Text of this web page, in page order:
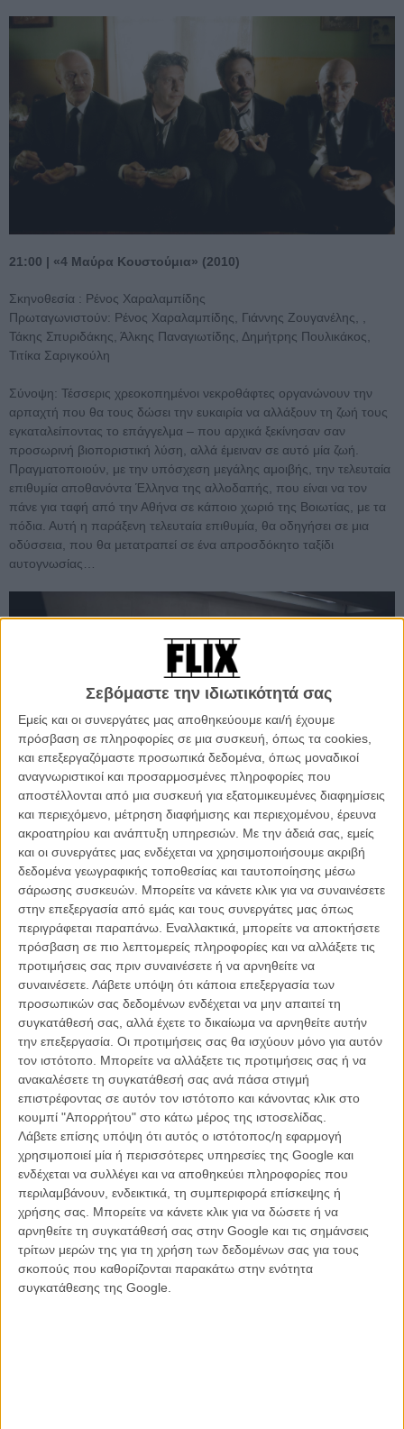
Σεβόμαστε την ιδιωτικότητά σας
Εμείς και οι συνεργάτες μας αποθηκεύουμε και/ή έχουμε
πρόσβαση σε πληροφορίες σε μια συσκευή, όπως τα cookies,
και επεξεργαζόμαστε προσωπικά δεδομένα, όπως μοναδικοί
αναγνωριστικοί και προσαρμοσμένες πληροφορίες που
αποστέλλονται από μια συσκευή για εξατομικευμένες διαφημίσεις
και περιεχόμενο, μέτρηση διαφήμισης και περιεχομένου, έρευνα
ακροατηρίου και ανάπτυξη υπηρεσιών. Με την άδειά σας, εμείς
και οι συνεργάτες μας ενδέχεται να χρησιμοποιήσουμε ακριβή
δεδομένα γεωγραφικής τοποθεσίας και ταυτοποίησης μέσω
σάρωσης συσκευών. Μπορείτε να κάνετε κλικ για να συναινέσετε
στην επεξεργασία από εμάς και τους συνεργάτες μας όπως
περιγράφεται παραπάνω. Εναλλακτικά, μπορείτε να αποκτήσετε
πρόσβαση σε πιο λεπτομερείς πληροφορίες και να αλλάξετε τις
προτιμήσεις σας πριν συναινέσετε ή να αρνηθείτε να
συναινέσετε. Λάβετε υπόψη ότι κάποια επεξεργασία των
προσωπικών σας δεδομένων ενδέχεται να μην απαιτεί τη
συγκατάθεσή σας, αλλά έχετε το δικαίωμα να αρνηθείτε αυτήν
την επεξεργασία. Οι προτιμήσεις σας θα ισχύουν μόνο για αυτόν
τον ιστότοπο. Μπορείτε να αλλάξετε τις προτιμήσεις σας ή να
ανακαλέσετε τη συγκατάθεσή σας ανά πάσα στιγμή
επιστρέφοντας σε αυτόν τον ιστότοπο και κάνοντας κλικ στο
κουμπί "Απορρήτου" στο κάτω μέρος της ιστοσελίδας.
Λάβετε επίσης υπόψη ότι αυτός ο ιστότοπος/η εφαρμογή
χρησιμοποιεί μία ή περισσότερες υπηρεσίες της Google και
ενδέχεται να συλλέγει και να αποθηκεύει πληροφορίες που
περιλαμβάνουν, ενδεικτικά, τη συμπεριφορά επίσκεψης ή
χρήσης σας. Μπορείτε να κάνετε κλικ για να δώσετε ή να
αρνηθείτε τη συγκατάθεσή σας στην Google και τις σημάνσεις
τρίτων μερών της για τη χρήση των δεδομένων σας για τους
σκοπούς που καθορίζονται παρακάτω στην ενότητα
συγκατάθεσης της Google.
21:00 | «4 Μαύρα Κουστούμια» (2010)
Σκηνοθεσία : Ρένος Χαραλαμπίδης
Πρωταγωνιστούν: Ρένος Χαραλαμπίδης, Γιάννης Ζουγανέλης, ,
Τάκης Σπυριδάκης, Άλκης Παναγιωτίδης, Δημήτρης Πουλικάκος,
Τιτίκα Σαριγκούλη
Σύνοψη: Τέσσερις χρεοκοπημένοι νεκροθάφτες οργανώνουν την
αρπαχτή που θα τους δώσει την ευκαιρία να αλλάξουν τη ζωή τους
εγκαταλείποντας το επάγγελμα – που αρχικά ξεκίνησαν σαν
προσωρινή βιοποριστική λύση, αλλά έμειναν σε αυτό μία ζωή.
Πραγματοποιούν, με την υπόσχεση μεγάλης αμοιβής, την τελευταία
επιθυμία αποθανόντα Έλληνα της αλλοδαπής, που είναι να τον
πάνε για ταφή από την Αθήνα σε κάποιο χωριό της Βοιωτίας, με τα
πόδια. Αυτή η παράξενη τελευταία επιθυμία, θα οδηγήσει σε μια
οδύσσεια, που θα μετατραπεί σε ένα απροσδόκητο ταξίδι
αυτογνωσίας…
23:00 | «Νυχτερινός Εκφωνητής» (2024)
Σκηνοθεσία: Ρένος Χαραλαμπίδης
Πρωταγωνιστούν: Ρένος Χαραλαμπίδης, Ελευθερία Στάμου,
Μαργαρίτα Αμαραντίδη
Σύνοψη: Ένας βετεράνος νυχτερινός ραδιοφωνικός εκφωνητής την
βραδιά που γίνεται 50 και συνειδητοποιεί με αμηχανία ότι πια δεν
συγκαταλέγεται στους νέους, ξετυλίγει στον αέρα τη ζωή του.
Άξονας της εκπομπής είναι η αναζήτησης ενός ξεχασμένου έρωτα
σε εκκρεμότητα από την εποχή που υπηρετούσε ως εύζωνας, μέσα
από τα ερωτικά και όχι μόνο μηνύματα που διέσωσε ένας παλιός
τηλεφωνητής. Βγάζοντας στον αέρα τα παθιασμένα ηχογραφημένα
μηνύματα από τις αρχές του ‘90, θα προσπαθήσει να εντοπίσει
αυτήν την γυναίκα και να την πείσει από το μικρόφωνο να του
τηλεφωνήσει.
Παρασκευή 17 Ιουλίου